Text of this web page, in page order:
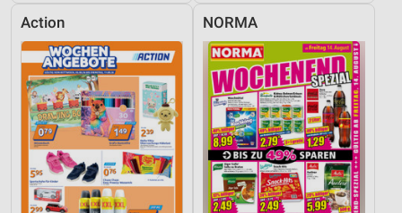
Action NORMA